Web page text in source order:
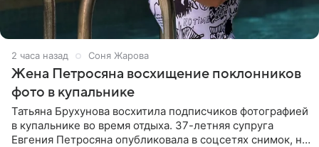
2 часа назад Соня Жарова
Жена Петросяна восхищение поклонников
фото в купальнике
Татьяна Брухунова восхитила подписчиков фотографией
в купальнике во время отдыха. 37-летняя супруга
Евгения Петросяна опубликовала в соцсетях снимок, на